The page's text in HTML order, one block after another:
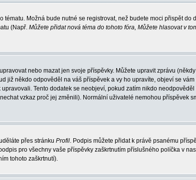
Možná bude nutné se registrovat, než budete moci přispět do
(Např. Můžete přidat nová téma do tohoto fóra, Můžete hlasovat v
nebo mazat jen svoje příspěvky. Můžete upravit zprávu
již někdo odpověděl na váš příspěvek a vy ho upravíte, objeví se
Tento dodatek se neobjeví, pokud zatím nikdo neodpověděl
vzkaz proč jej změnili). Normální uživatelé nemohou příspěvek
přes stránku Profil. Podpis můžete přidat k právě psanému
pro všechny vaše příspěvky zaškrtnutím příslušného políčka v
tohoto zaškrtnutí).